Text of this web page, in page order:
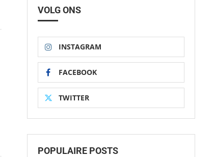
VOLG ONS
INSTAGRAM
FACEBOOK
TWITTER
POPULAIRE POSTS